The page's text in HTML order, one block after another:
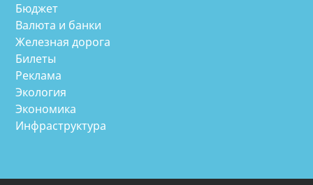
Бюджет
Валюта и банки
Железная дорога
Билеты
Реклама
Экология
Экономика
Инфраструктура